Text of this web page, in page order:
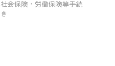
社会保険・労働保険等手続
き